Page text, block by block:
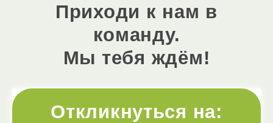
Приходи к нам в
команду.
Мы тебя ждём!
Откликнуться на: